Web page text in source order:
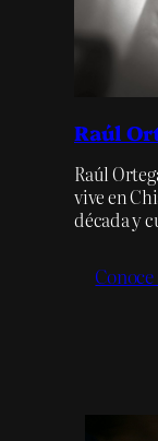
Raúl
Raúl
vive en
década y